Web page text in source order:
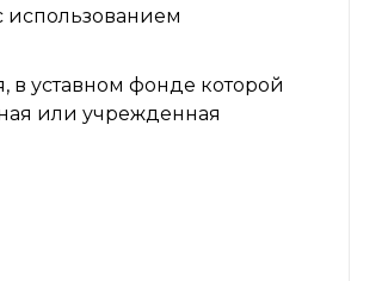
уставном фонде которой
или учрежденная